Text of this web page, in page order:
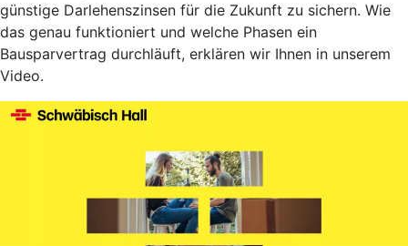
günstige Darlehenszinsen für die Zukunft zu sichern. Wie
das genau funktioniert und welche Phasen ein
Bausparvertrag durchläuft, erklären wir Ihnen in unserem
Video.